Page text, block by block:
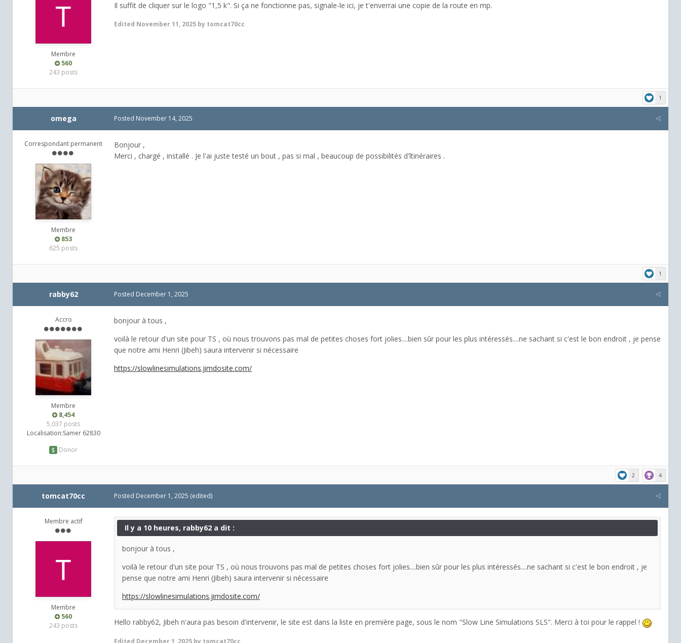
Membre
560
243 posts
Il suffit de cliquer sur le logo "1,5 k". Si ça ne fonctionne pas, signale-le ici, je t'enverrai une copie de la route en mp.
Edited November 11, 2025 by tomcat70cc
1
omega
Correspondant permanent
Membre
853
625 posts
Posted November 14, 2025
Bonjour ,
Merci , chargé , installé . Je l'ai juste testé un bout , pas si mal , beaucoup de possibilités d'îtinéraires .
1
rabby62
Accro
Membre
8,454
5,037 posts
Localisation:Samer 62830
Donor
Posted December 1, 2025
bonjour à tous ,
voilà le retour d'un site pour TS , où nous trouvons pas mal de petites choses fort jolies....bien sûr pour les plus intéressés....ne sachant si c'est le bon endroit , je pense
que notre ami Henri (Jibeh) saura intervenir si nécessaire
https://slowlinesimulations.jimdosite.com/
2 4
tomcat70cc
Membre actif
Membre
560
243 posts
Posted December 1, 2025 (edited)
Il y a 10 heures, rabby62 a dit :
bonjour à tous ,
voilà le retour d'un site pour TS , où nous trouvons pas mal de petites choses fort jolies....bien sûr pour les plus intéressés....ne sachant si c'est le bon endroit , je
pense que notre ami Henri (Jibeh) saura intervenir si nécessaire
https://slowlinesimulations.jimdosite.com/
Hello rabby62, Jibeh n'aura pas besoin d'intervenir, le site est dans la liste en première page, sous le nom "Slow Line Simulations SLS". Merci à toi pour le rappel !
Edited December 1, 2025 by tomcat70cc